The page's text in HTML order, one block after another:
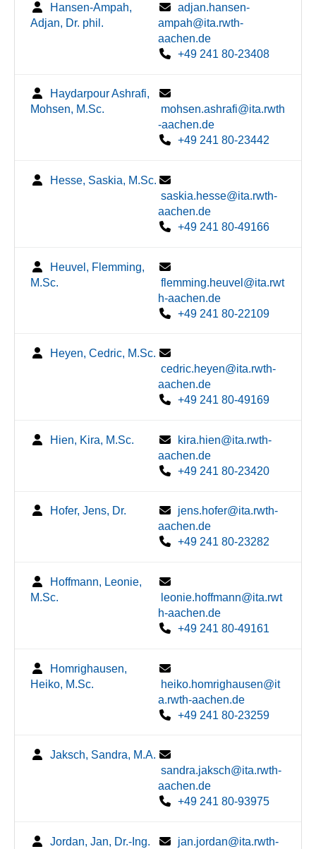
Hansen-Ampah,
Adjan, Dr. phil.
adjan.hansen-
ampah@ita.rwth-
aachen.de
+49 241 80-23408
Haydarpour Ashrafi,
Mohsen, M.Sc.
mohsen.ashrafi@ita.rwth
-aachen.de
+49 241 80-23442
Hesse, Saskia, M.Sc.
saskia.hesse@ita.rwth-
aachen.de
+49 241 80-49166
Heuvel, Flemming,
M.Sc.
flemming.heuvel@ita.rwt
h-aachen.de
+49 241 80-22109
Heyen, Cedric, M.Sc.
cedric.heyen@ita.rwth-
aachen.de
+49 241 80-49169
Hien, Kira, M.Sc.
kira.hien@ita.rwth-
aachen.de
+49 241 80-23420
Hofer, Jens, Dr.
jens.hofer@ita.rwth-
aachen.de
+49 241 80-23282
Hoffmann, Leonie,
M.Sc.
leonie.hoffmann@ita.rwt
h-aachen.de
+49 241 80-49161
Homrighausen,
Heiko, M.Sc.
heiko.homrighausen@it
a.rwth-aachen.de
+49 241 80-23259
Jaksch, Sandra, M.A.
sandra.jaksch@ita.rwth-
aachen.de
+49 241 80-93975
Jordan, Jan, Dr.-Ing. jan.jordan@ita.rwth-